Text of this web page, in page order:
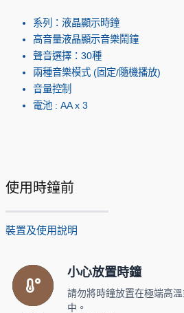
系列：液晶顯示時鐘
高音量液晶顯示音樂鬧鐘
聲音選擇：30種
兩種音樂模式 (固定/隨機播放)
音量控制
電池 : AA x 3
使用時鐘前
裝置及使用說明
小心放置時鐘
請勿將時鐘放置在極端高
中。